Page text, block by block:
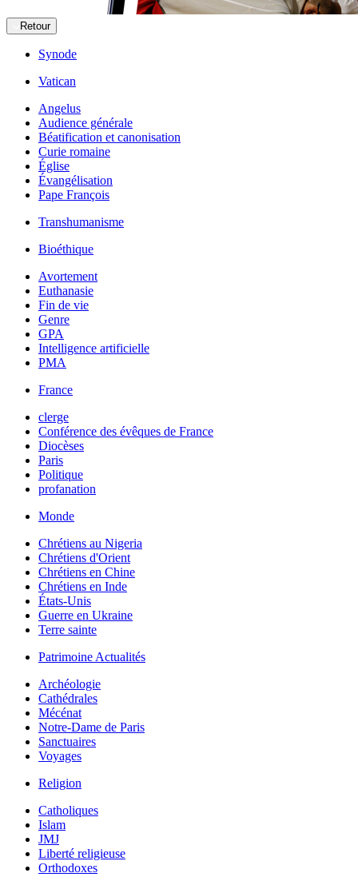
Retour
Synode
Vatican
Angelus
Audience générale
Béatification et canonisation
Curie romaine
Église
Évangélisation
Pape François
Transhumanisme
Bioéthique
Avortement
Euthanasie
Fin de vie
Genre
GPA
Intelligence artificielle
PMA
France
clerge
Conférence des évêques de France
Diocèses
Paris
Politique
profanation
Monde
Chrétiens au Nigeria
Chrétiens d'Orient
Chrétiens en Chine
Chrétiens en Inde
États-Unis
Guerre en Ukraine
Terre sainte
Patrimoine Actualités
Archéologie
Cathédrales
Mécénat
Notre-Dame de Paris
Sanctuaires
Voyages
Religion
Catholiques
Islam
JMJ
Liberté religieuse
Orthodoxes